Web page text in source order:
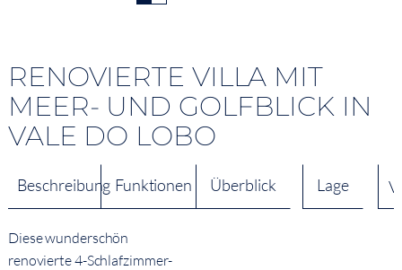
RENOVIERTE VILLA MIT
MEER- UND GOLFBLICK IN
VALE DO LOBO
Beschreibung Funktionen Überblick Lage
Diese wunderschön
renovierte 4-Schlafzimmer-